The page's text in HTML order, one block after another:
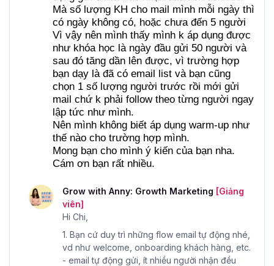
Mà số lượng KH cho mail mình mỗi ngày thì
có ngày không có, hoặc chưa đến 5 người
Vì vậy nên mình thấy mình k áp dụng được
như khóa học là ngày đầu gửi 50 người và
sau đó tăng dần lên được, vì trường hợp
bạn dạy là đã có email list và bạn cũng
chọn 1 số lượng người trước rồi mới gửi
mail chứ k phải follow theo từng người ngay
lập tức như mình.
Nên mình không biết áp dụng warm-up như
thế nào cho trường hợp mình.
Mong bạn cho mình ý kiến của bạn nha.
Cám ơn bạn rất nhiều.
Grow with Anny: Growth Marketing [Giảng
viên]
Hi Chi,
1. Bạn cứ duy trì những flow email tự động nhé,
vd như welcome, onboarding khách hàng, etc.
- email tự động gửi, ít nhiều người nhận đều